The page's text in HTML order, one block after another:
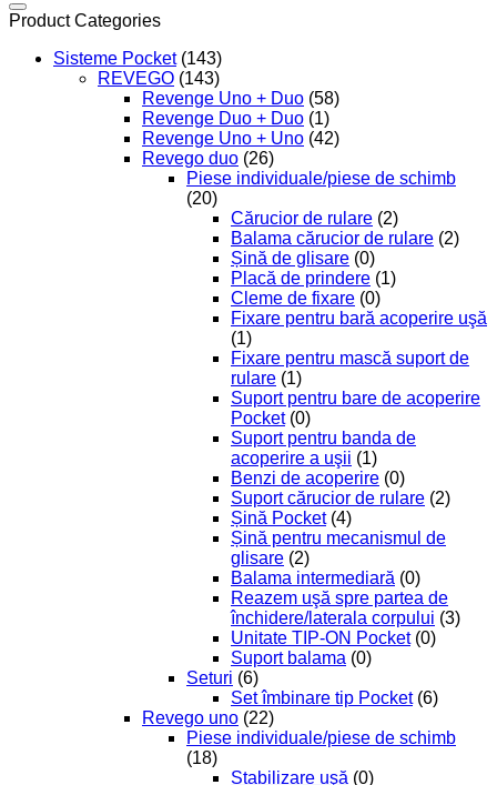
Product Categories
Sisteme Pocket (143)
REVEGO (143)
Revenge Uno + Duo (58)
Revenge Duo + Duo (1)
Revenge Uno + Uno (42)
Revego duo (26)
Piese individuale/piese de schimb
(20)
Cărucior de rulare (2)
Balama cărucior de rulare (2)
Șină de glisare (0)
Placă de prindere (1)
Cleme de fixare (0)
Fixare pentru bară acoperire uşă
(1)
Fixare pentru mască suport de
rulare (1)
Suport pentru bare de acoperire
Pocket (0)
Suport pentru banda de
acoperire a uşii (1)
Benzi de acoperire (0)
Suport cărucior de rulare (2)
Șină Pocket (4)
Șină pentru mecanismul de
glisare (2)
Balama intermediară (0)
Reazem uşă spre partea de
închidere/laterala corpului (3)
Unitate TIP-ON Pocket (0)
Suport balama (0)
Seturi (6)
Set îmbinare tip Pocket (6)
Revego uno (22)
Piese individuale/piese de schimb
(18)
Stabilizare uşă (0)